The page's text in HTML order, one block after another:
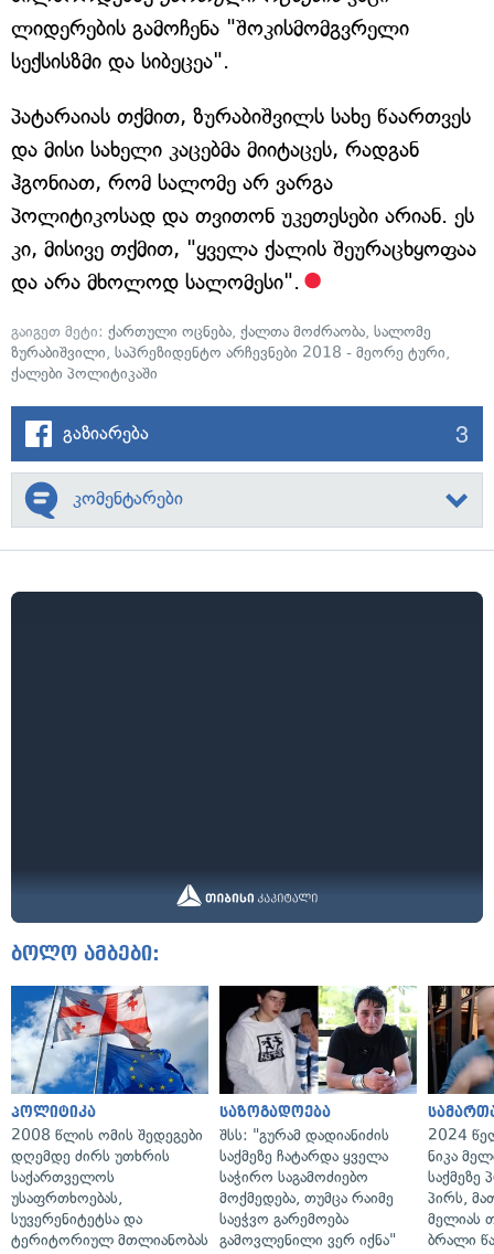
ლიდერების გამოჩენა "შოკისმომგვრელი
სექსისზმი და სიბეცეა".
პატარაიას თქმით, ზურაბიშვილს სახე წაართვეს
და მისი სახელი კაცებმა მიიტაცეს, რადგან
ჰგონიათ, რომ სალომე არ ვარგა
პოლიტიკოსად და თვითონ უკეთესები არიან. ეს
კი, მისივე თქმით, "ყველა ქალის შეურაცხყოფაა
და არა მხოლოდ სალომესი".
გაიგეთ მეტი: ქართული ოცნება, ქალთა მოძრაობა, სალომე
ზურაბიშვილი, საპრეზიდენტო არჩევნები 2018 - მეორე ტური,
ქალები პოლიტიკაში
გაზიარება 3
კომენტარები
ბოლო ამბები:
პოლიტიკა
2008 წლის ომის შედეგები
დღემდე ძირს უთხრის
საქართველოს
უსაფრთხოებას,
სუვერენიტეტსა და
ტერიტორიულ მთლიანობას
საზოგადოება
შსს: "გურამ დადიანიძის
საქმეზე ჩატარდა ყველა
საჭირო საგამოძიებო
მოქმედება, თუმცა რაიმე
საეჭვო გარემოება
გამოვლენილი ვერ იქნა"
2024
ნიკა
საქმეზე
პირს,
მელიას
ბრალი